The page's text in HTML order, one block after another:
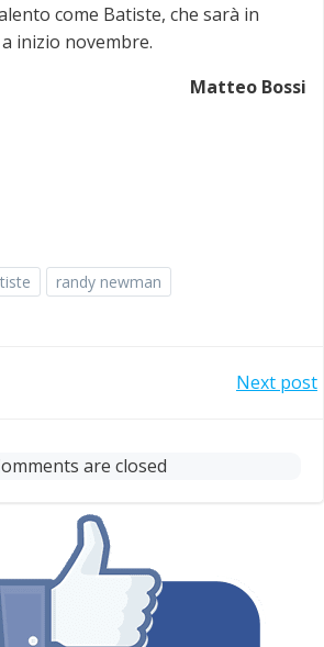
come Batiste, che sarà in
inizio novembre.
Matteo Bossi
randy newman
navigation
Next post
are closed